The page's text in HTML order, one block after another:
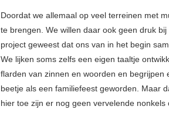
Doordat we allemaal op veel terreinen met
te brengen. We willen daar ook geen druk
project geweest dat ons van in het begin
We lijken soms zelfs een eigen taaltje
flarden van zinnen en woorden en
beetje als een familiefeest geworden. Maar
hier toe zijn er nog geen vervelende nonkels